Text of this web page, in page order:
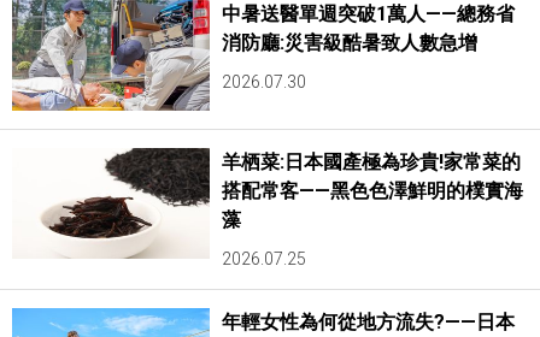
中暑送醫單週突破1萬人——總務省
消防廳:災害級酷暑致人數急增
2026.07.30
羊栖菜:日本國產極為珍貴!家常菜的
搭配常客——黑色色澤鮮明的樸實海
藻
2026.07.25
年輕女性為何從地方流失?——日本